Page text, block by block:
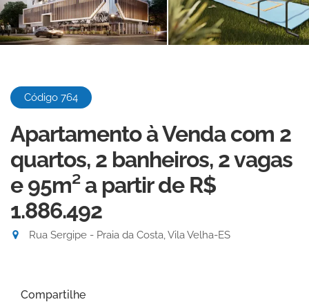
Código 764
Apartamento à Venda com 2
quartos, 2 banheiros, 2 vagas
e 95m²a partir de R$
1.886.492
Rua Sergipe - Praia da Costa, Vila Velha-ES
Compartilhe